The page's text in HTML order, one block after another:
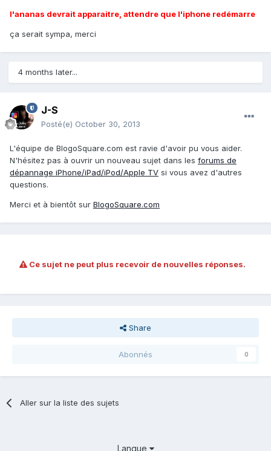
l'ananas devrait apparaitre, attendre que l'iphone redémarre
ça serait sympa, merci
4 months later...
J-S
Posté(e) October 30, 2013
L'équipe de BlogoSquare.com est ravie d'avoir pu vous aider.
N'hésitez pas à ouvrir un nouveau sujet dans les forums de
dépannage iPhone/iPad/iPod/Apple TV si vous avez d'autres
questions.
Merci et à bientôt sur BlogoSquare.com
Ce sujet ne peut plus recevoir de nouvelles réponses.
Share
Abonnés 0
Aller sur la liste des sujets
Langue